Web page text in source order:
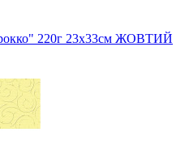
220г 23х33см ЖОВТИЙ